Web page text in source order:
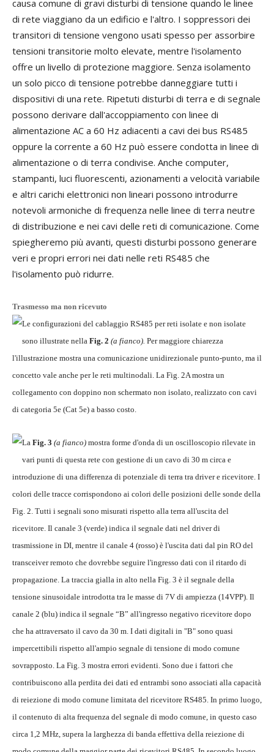
causa comune di gravi disturbi di tensione quando le linee
di rete viaggiano da un edificio e l'altro. I soppressori dei
transitori di tensione vengono usati spesso per assorbire
tensioni transitorie molto elevate, mentre l'isolamento
offre un livello di protezione maggiore. Senza isolamento
un solo picco di tensione potrebbe danneggiare tutti i
dispositivi di una rete. Ripetuti disturbi di terra e di segnale
possono derivare dall'accoppiamento con linee di
alimentazione AC a 60 Hz adiacenti a cavi dei bus RS485
oppure la corrente a 60 Hz può essere condotta in linee di
alimentazione o di terra condivise. Anche computer,
stampanti, luci fluorescenti, azionamenti a velocità variabile
e altri carichi elettronici non lineari possono introdurre
notevoli armoniche di frequenza nelle linee di terra neutre
di distribuzione e nei cavi delle reti di comunicazione. Come
spiegheremo più avanti, questi disturbi possono generare
veri e propri errori nei dati nelle reti RS485 che
l'isolamento può ridurre.
Trasmesso ma non ricevuto
Le configurazioni del cablaggio RS485 per reti isolate e non isolate
sono illustrate nella Fig. 2 (a fianco). Per maggiore chiarezza
l'illustrazione mostra una comunicazione unidirezionale punto-punto, ma il
concetto vale anche per le reti multinodali. La Fig. 2A mostra un
collegamento con doppino non schermato non isolato, realizzato con cavi
di categoria 5e (Cat 5e) a basso costo.
La Fig. 3 (a fianco) mostra forme d'onda di un oscilloscopio rilevate in
vari punti di questa rete con gestione di un cavo di 30 m circa e
introduzione di una differenza di potenziale di terra tra driver e ricevitore. I
colori delle tracce corrispondono ai colori delle posizioni delle sonde della
Fig. 2. Tutti i segnali sono misurati rispetto alla terra all'uscita del
ricevitore. Il canale 3 (verde) indica il segnale dati nel driver di
trasmissione in DI, mentre il canale 4 (rosso) è l'uscita dati dal pin RO del
transceiver remoto che dovrebbe seguire l'ingresso dati con il ritardo di
propagazione. La traccia gialla in alto nella Fig. 3 è il segnale della
tensione sinusoidale introdotta tra le masse di 7V di ampiezza (14VPP). Il
canale 2 (blu) indica il segnale “B” all'ingresso negativo ricevitore dopo
che ha attraversato il cavo da 30 m. I dati digitali in "B" sono quasi
impercettibili rispetto all'ampio segnale di tensione di modo comune
sovrapposto. La Fig. 3 mostra errori evidenti. Sono due i fattori che
contribuiscono alla perdita dei dati ed entrambi sono associati alla capacità
di reiezione di modo comune limitata del ricevitore RS485. In primo luogo,
il contenuto di alta frequenza del segnale di modo comune, in questo caso
circa 1,2 MHz, supera la larghezza di banda effettiva della reiezione di